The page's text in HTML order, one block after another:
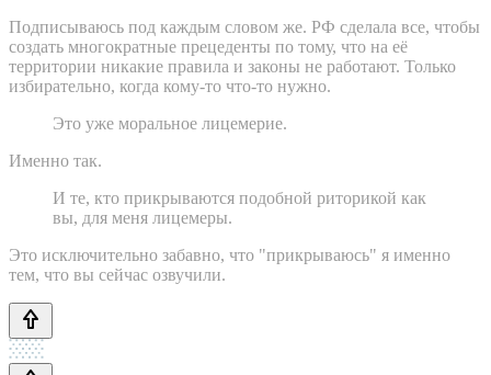
Подписываюсь под каждым словом же. РФ сделала все, чтобы
создать многократные прецеденты по тому, что на её
территории никакие правила и законы не работают. Только
избирательно, когда кому-то что-то нужно.
Это уже моральное лицемерие.
Именно так.
И те, кто прикрываются подобной риторикой как
вы, для меня лицемеры.
Это исключительно забавно, что "прикрываюсь" я именно
тем, что вы сейчас озвучили.